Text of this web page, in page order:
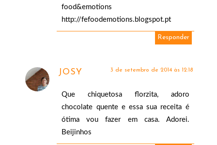
food&emotions
http://fefoodemotions.blogspot.pt
Responder
JOSY 3 de setembro de 2014 às 12:18
Que chiquetosa florzita, adoro
chocolate quente e essa sua receita é
ótima vou fazer em casa. Adorei.
Beijinhos